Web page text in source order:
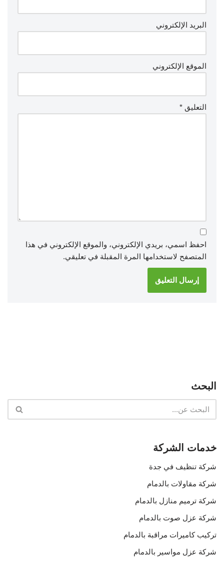
البريد الإلكتروني
الموقع الإلكتروني
التعليق *
احفظ اسمي، بريدي الإلكتروني، والموقع الإلكتروني في هذا
المتصفح لاستخدامها المرة المقبلة في تعليقي.
البحث
خدمات الشركة
شركة تنظيف في جدة
شركة مقاولات بالدمام
شركة ترميم منازل بالدمام
شركة عزل صوت بالدمام
تركيب كاميرات مراقبة بالدمام
شركة عزل مواسير بالدمام